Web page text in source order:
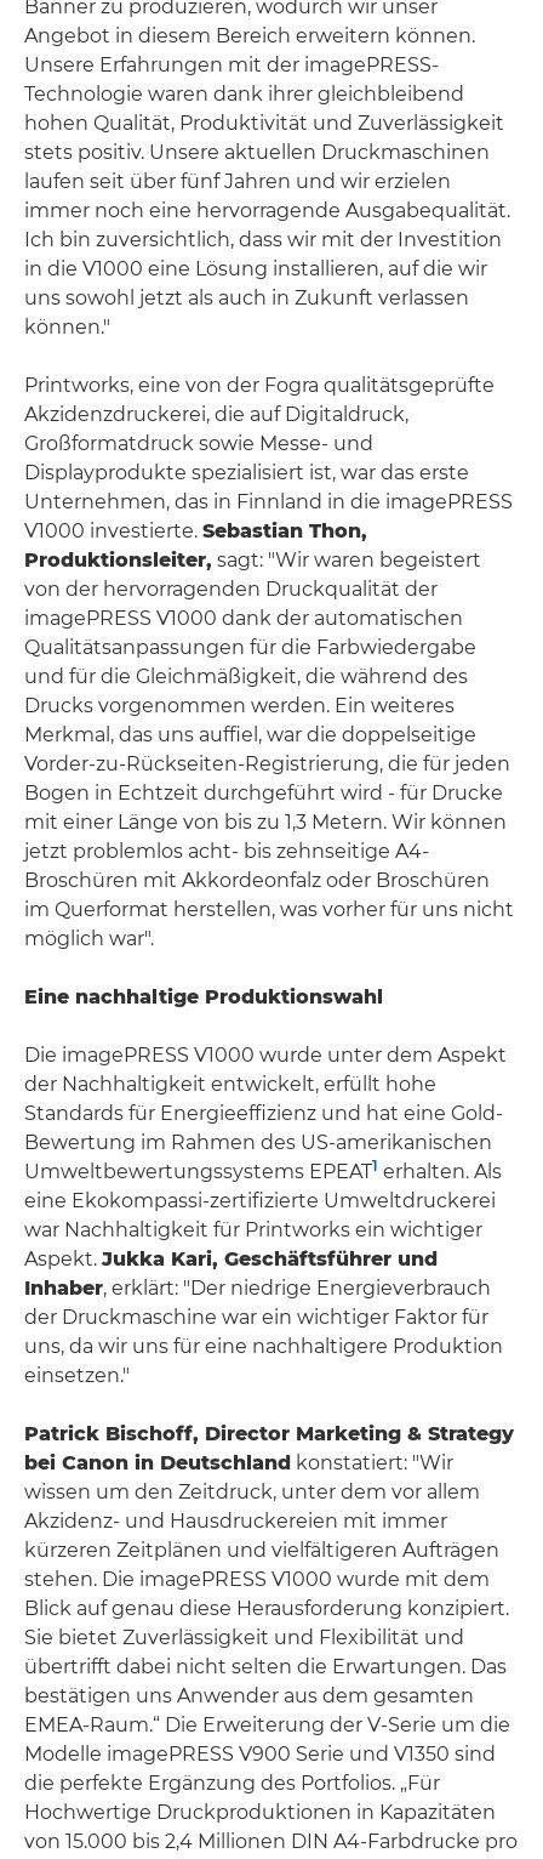
Banner zu produzieren, wodurch wir unser
Angebot in diesem Bereich erweitern können.
Unsere Erfahrungen mit der imagePRESS-
Technologie waren dank ihrer gleichbleibend
hohen Qualität, Produktivität und Zuverlässigkeit
stets positiv. Unsere aktuellen Druckmaschinen
laufen seit über fünf Jahren und wir erzielen
immer noch eine hervorragende Ausgabequalität.
Ich bin zuversichtlich, dass wir mit der Investition
in die V1000 eine Lösung installieren, auf die wir
uns sowohl jetzt als auch in Zukunft verlassen
können."
Printworks, eine von der Fogra qualitätsgeprüfte
Akzidenzdruckerei, die auf Digitaldruck,
Großformatdruck sowie Messe- und
Displayprodukte spezialisiert ist, war das erste
Unternehmen, das in Finnland in die imagePRESS
V1000 investierte. Sebastian Thon,
Produktionsleiter, sagt: "Wir waren begeistert
von der hervorragenden Druckqualität der
imagePRESS V1000 dank der automatischen
Qualitätsanpassungen für die Farbwiedergabe
und für die Gleichmäßigkeit, die während des
Drucks vorgenommen werden. Ein weiteres
Merkmal, das uns auffiel, war die doppelseitige
Vorder-zu-Rückseiten-Registrierung, die für jeden
Bogen in Echtzeit durchgeführt wird - für Drucke
mit einer Länge von bis zu 1,3 Metern. Wir können
jetzt problemlos acht- bis zehnseitige A4-
Broschüren mit Akkordeonfalz oder Broschüren
im Querformat herstellen, was vorher für uns nicht
möglich war".
Eine nachhaltige Produktionswahl
Die imagePRESS V1000 wurde unter dem Aspekt
der Nachhaltigkeit entwickelt, erfüllt hohe
Standards für Energieeffizienz und hat eine Gold-
Bewertung im Rahmen des US-amerikanischen
Umweltbewertungssystems EPEAT1 erhalten. Als
eine Ekokompassi-zertifizierte Umweltdruckerei
war Nachhaltigkeit für Printworks ein wichtiger
Aspekt. Jukka Kari, Geschäftsführer und
Inhaber, erklärt: "Der niedrige Energieverbrauch
der Druckmaschine war ein wichtiger Faktor für
uns, da wir uns für eine nachhaltigere Produktion
einsetzen."
Patrick Bischoff, Director Marketing & Strategy
bei Canon in Deutschland konstatiert: "Wir
wissen um den Zeitdruck, unter dem vor allem
Akzidenz- und Hausdruckereien mit immer
kürzeren Zeitplänen und vielfältigeren Aufträgen
stehen. Die imagePRESS V1000 wurde mit dem
Blick auf genau diese Herausforderung konzipiert.
Sie bietet Zuverlässigkeit und Flexibilität und
übertrifft dabei nicht selten die Erwartungen. Das
bestätigen uns Anwender aus dem gesamten
EMEA-Raum.“ Die Erweiterung der V-Serie um die
Modelle imagePRESS V900 Serie und V1350 sind
die perfekte Ergänzung des Portfolios. „Für
Hochwertige Druckproduktionen in Kapazitäten
von 15.000 bis 2,4 Millionen DIN A4-Farbdrucke pro